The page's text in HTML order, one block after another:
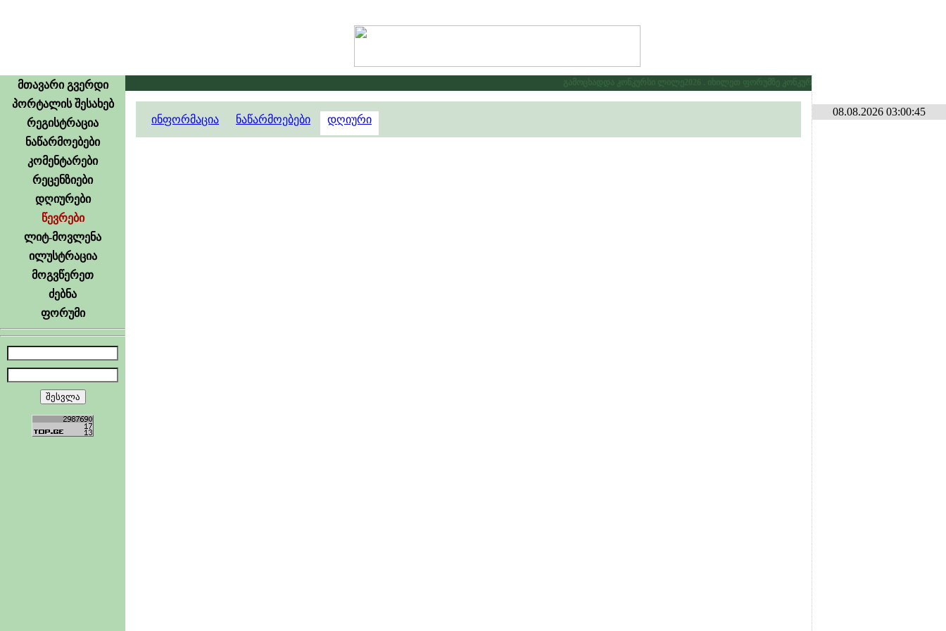
მთავარი გვერდი
პორტალის შესახებ
რეგისტრაცია
ნაწარმოებები
კომენტარები
რეცენზიები
დღიურები
წევრები
ლიტ-მოვლენა
ილუსტრაცია
მოგვწერეთ
ძებნა
ფორუმი
გამოცხადდა კონკურსი ლილე2026 . იხილეთ ფორუმზე კონკურსების განყოფილებაში
ინფორმაცია ნაწარმოებები დღიური
08.08.2026 03:00:45